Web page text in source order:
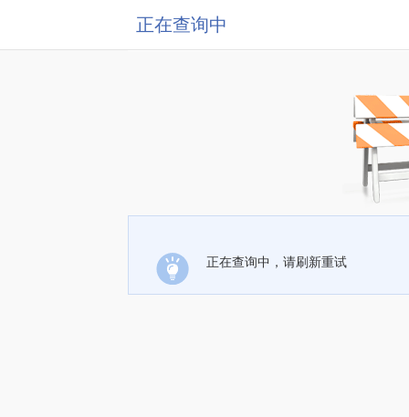
正在查询中
正在查询中，请刷新重试